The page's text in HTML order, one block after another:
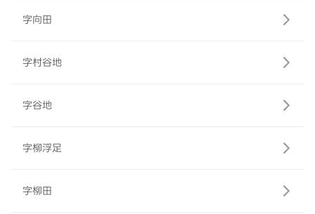
字向田
字村谷地
字谷地
字柳浮足
字柳田